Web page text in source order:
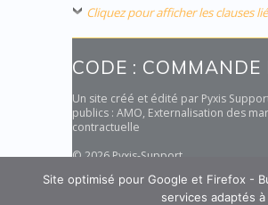
Cliquez pour afficher les clauses
CODE : COMMANDE
Un site créé et édité par Pyxis
publics : AMO, Externalisation des
contractuelle
© 2026 Pyxis-Support
Site optimisé pour Google et Firefox -
services adaptés